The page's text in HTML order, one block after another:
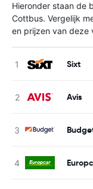
Hieronder staan de
Cottbus. Vergelijk
en prijzen van deze
Sixt
Avis